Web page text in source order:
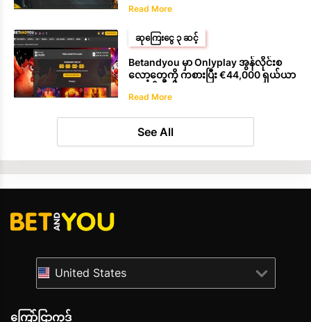
Read More
ဆုကြေးငွေ ၃ ဆင့်
Betandyou မှာ Onlyplay အွန်လိုင်းစ
လော့တွေကို ကစားပြီး €44,000 ရှယ်ယာ
Read More
See All
ကြော်ငြာကုဒ်
United States